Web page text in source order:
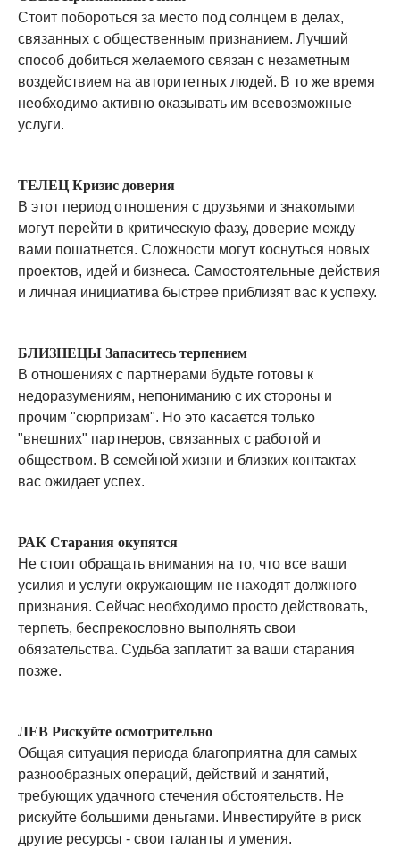
Стоит побороться за место под солнцем в делах,
связанных с общественным признанием. Лучший
способ добиться желаемого связан с незаметным
воздействием на авторитетных людей. В то же время
необходимо активно оказывать им всевозможные
услуги.
ТЕЛЕЦ Кризис доверия
В этот период отношения с друзьями и знакомыми
могут перейти в критическую фазу, доверие между
вами пошатнется. Сложности могут коснуться новых
проектов, идей и бизнеса. Самостоятельные действия
и личная инициатива быстрее приблизят вас к успеху.
БЛИЗНЕЦЫ Запаситесь терпением
В отношениях с партнерами будьте готовы к
недоразумениям, непониманию с их стороны и
прочим "сюрпризам". Но это касается только
"внешних" партнеров, связанных с работой и
обществом. В семейной жизни и близких контактах
вас ожидает успех.
РАК Старания окупятся
Не стоит обращать внимания на то, что все ваши
усилия и услуги окружающим не находят должного
признания. Сейчас необходимо просто действовать,
терпеть, беспрекословно выполнять свои
обязательства. Судьба заплатит за ваши старания
позже.
ЛЕВ Рискуйте осмотрительно
Общая ситуация периода благоприятна для самых
разнообразных операций, действий и занятий,
требующих удачного стечения обстоятельств. Не
рискуйте большими деньгами. Инвестируйте в риск
другие ресурсы - свои таланты и умения.